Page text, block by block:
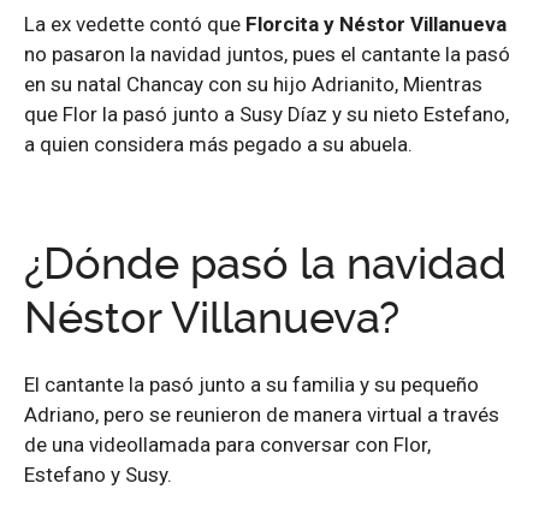
La ex vedette contó que Florcita y Néstor Villanueva
no pasaron la navidad juntos, pues el cantante la pasó
en su natal Chancay con su hijo Adrianito, Mientras
que Flor la pasó junto a Susy Díaz y su nieto Estefano,
a quien considera más pegado a su abuela.
¿Dónde pasó la navidad
Néstor Villanueva?
El cantante la pasó junto a su familia y su pequeño
Adriano, pero se reunieron de manera virtual a través
de una videollamada para conversar con Flor,
Estefano y Susy.